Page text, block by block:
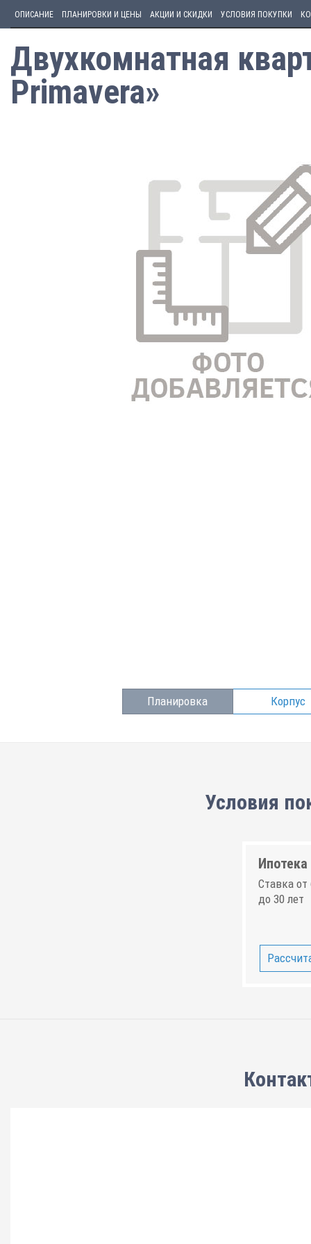
ОПИСАНИЕ ПЛАНИРОВКИ И ЦЕНЫ АКЦИИ И СКИДКИ УСЛОВИЯ ПОКУПКИ
Двухкомнатная
Primavera»
Планировка Корпус
Условия
Ипотека
Ставка от
до 30 лет